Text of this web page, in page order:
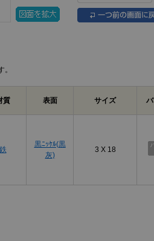
質 表面 サイズ
鉄
黒ﾆｯｹﾙ(黒
灰)
3 X 18